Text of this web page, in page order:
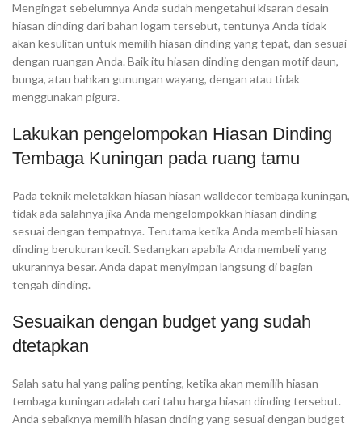
Mengingat sebelumnya Anda sudah mengetahui kisaran desain
hiasan dinding dari bahan logam tersebut, tentunya Anda tidak
akan kesulitan untuk memilih hiasan dinding yang tepat, dan sesuai
dengan ruangan Anda. Baik itu hiasan dinding dengan motif daun,
bunga, atau bahkan gunungan wayang, dengan atau tidak
menggunakan pigura.
Lakukan pengelompokan Hiasan Dinding
Tembaga Kuningan pada ruang tamu
Pada teknik meletakkan hiasan hiasan walldecor tembaga kuningan,
tidak ada salahnya jika Anda mengelompokkan hiasan dinding
sesuai dengan tempatnya. Terutama ketika Anda membeli hiasan
dinding berukuran kecil. Sedangkan apabila Anda membeli yang
ukurannya besar. Anda dapat menyimpan langsung di bagian
tengah dinding.
Sesuaikan dengan budget yang sudah
dtetapkan
Salah satu hal yang paling penting, ketika akan memilih hiasan
tembaga kuningan adalah cari tahu harga hiasan dinding tersebut.
Anda sebaiknya memilih hiasan dnding yang sesuai dengan budget